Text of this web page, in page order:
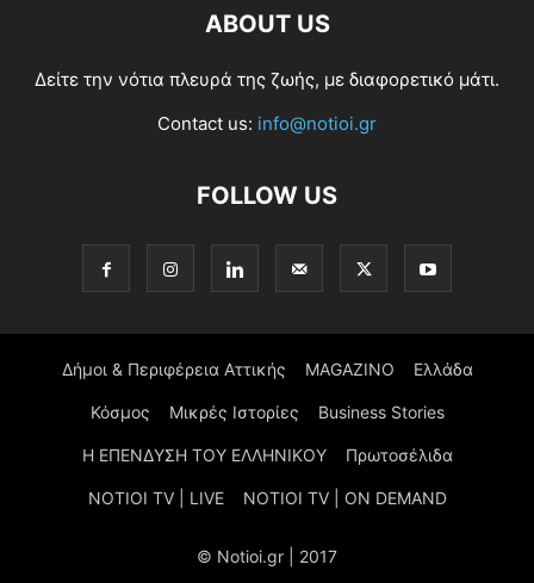
ABOUT US
Δείτε την νότια πλευρά της ζωής, με διαφορετικό μάτι.
Contact us: info@notioi.gr
FOLLOW US
Δήμοι & Περιφέρεια Αττικής MAGAZINO Ελλάδα
Κόσμος Μικρές Ιστορίες Business Stories
Η ΕΠΕΝΔΥΣΗ ΤΟΥ ΕΛΛΗΝΙΚΟΥ Πρωτοσέλιδα
NOTIOI TV | LIVE NOTIOI TV | ON DEMAND
© Notioi.gr | 2017